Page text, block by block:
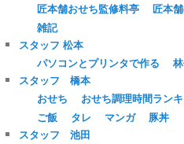
匠本舗おせち監修料亭
匠本
雑記
スタッフ 松本
パソコンとプリンタで作る
スタッフ 橋本
おせち
おせち調理時間ラン
ご飯
タレ マンガ
豚丼
スタッフ 池田